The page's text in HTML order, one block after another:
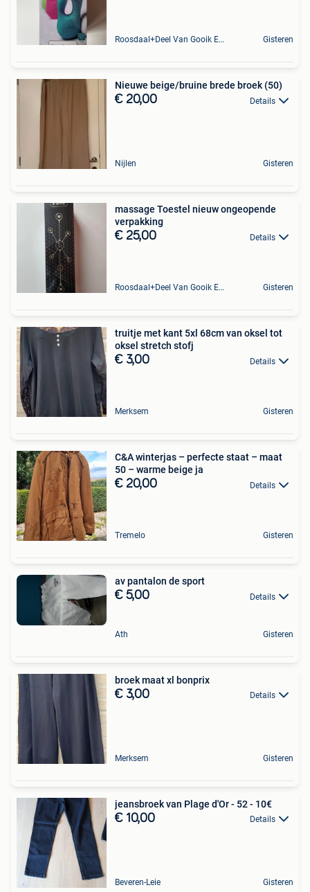
Roosdaal+Deel Van Gooik En Sint-Kwintens-Lennik Gisteren
Nieuwe beige/bruine brede broek (50)
€ 20,00 Details
Nijlen Gisteren
massage Toestel nieuw ongeopende
verpakking
€ 25,00 Details
Roosdaal+Deel Van Gooik En Sint-Kwintens-Lennik Gisteren
truitje met kant 5xl 68cm van oksel tot
oksel stretch stofj
€ 3,00 Details
Merksem Gisteren
C&A winterjas – perfecte staat – maat
50 – warme beige ja
€ 20,00 Details
Tremelo Gisteren
av pantalon de sport
€ 5,00 Details
Ath Gisteren
broek maat xl bonprix
€ 3,00 Details
Merksem Gisteren
jeansbroek van Plage d'Or - 52 - 10€
€ 10,00 Details
Beveren-Leie Gisteren